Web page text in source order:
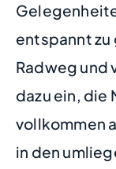
entspannt
Radweg und
dazu ein, die
vollkommen
in den